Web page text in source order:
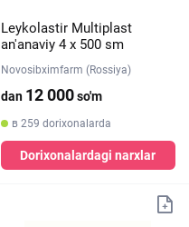
Leykolastir Multiplast
an'anaviy 4 х 500 sm
Novosibximfarm (Rossiya)
dan 12 000so'm
в 259 dorixonalarda
Dorixonalardagi narxlar